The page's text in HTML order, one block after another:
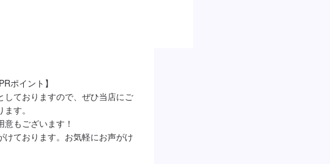
ポイント】
しておりますので、ぜひ当店にご
す。
もございます！
けております。お気軽にお声がけ